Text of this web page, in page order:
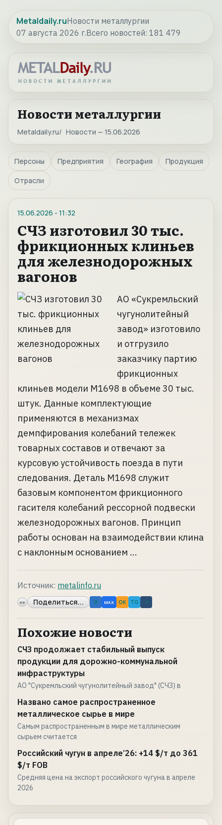
Metaldaily.ruНовости металлургии
07 августа 2026 г.Всего новостей: 181 479
Новости металлургии
Metaldaily.ru Новости — 15.06.2026
Персоны Предприятия География Продукция
Отрасли
15.06.2026 - 11:32
СЧЗ изготовил 30 тыс.
фрикционных клиньев
для железнодорожных
вагонов
АО «Сукремльский
чугунолитейный
завод» изготовило
и отгрузило
заказчику партию
фрикционных
клиньев модели М1698 в объеме 30 тыс.
штук. Данные комплектующие
применяются в механизмах
демпфирования колебаний тележек
товарных составов и отвечают за
курсовую устойчивость поезда в пути
следования. Деталь М1698 служит
базовым компонентом фрикционного
гасителя колебаний рессорной подвески
железнодорожных вагонов. Принцип
работы основан на взаимодействии клина
с наклонным основанием ...
Источник: metalinfo.ru
«» Поделиться... B MAX OK TG ↗
Похожие новости
СЧЗ продолжает стабильный выпуск
продукции для дорожно-коммунальной
инфраструктуры
АО "Сукремльский чугунолитейный завод" (СЧЗ) в
Названо самое распространенное
металлическое сырье в мире
Самым распространенным в мире металлическим
сырьем считается
Российский чугун в апреле’26: +14 $/т до 361
$/т FOB
Средняя цена на экспорт российского чугуна в апреле
2026